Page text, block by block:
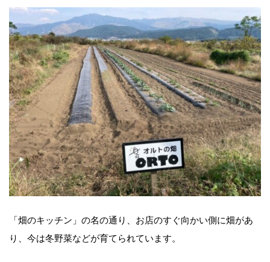
「畑のキッチン」の名の通り、お店のすぐ向かい側に畑があ
り、今は冬野菜などが育てられています。